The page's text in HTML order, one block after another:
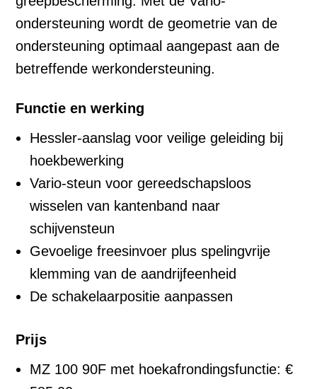
ondersteuning wordt de geometrie van de
ondersteuning optimaal aangepast aan de
betreffende werkondersteuning.
Functie en werking
Hessler-aanslag voor veilige geleiding bij
hoekbewerking
Vario-steun voor gereedschapsloos
wisselen van kantenband naar
schijvensteun
Gevoelige freesinvoer plus spelingvrije
klemming van de aandrijfeenheid
De schakelaarpositie aanpassen
Prijs
MZ 100 90F met hoekafrondingsfunctie: €